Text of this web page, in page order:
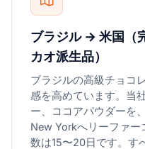
ブラジル → 米国（
カオ派生品）
ブラジルの高級チョコ
感を高めています。当
ー、ココアパウダーを
New Yorkへリーファー
数は15〜20日です。す